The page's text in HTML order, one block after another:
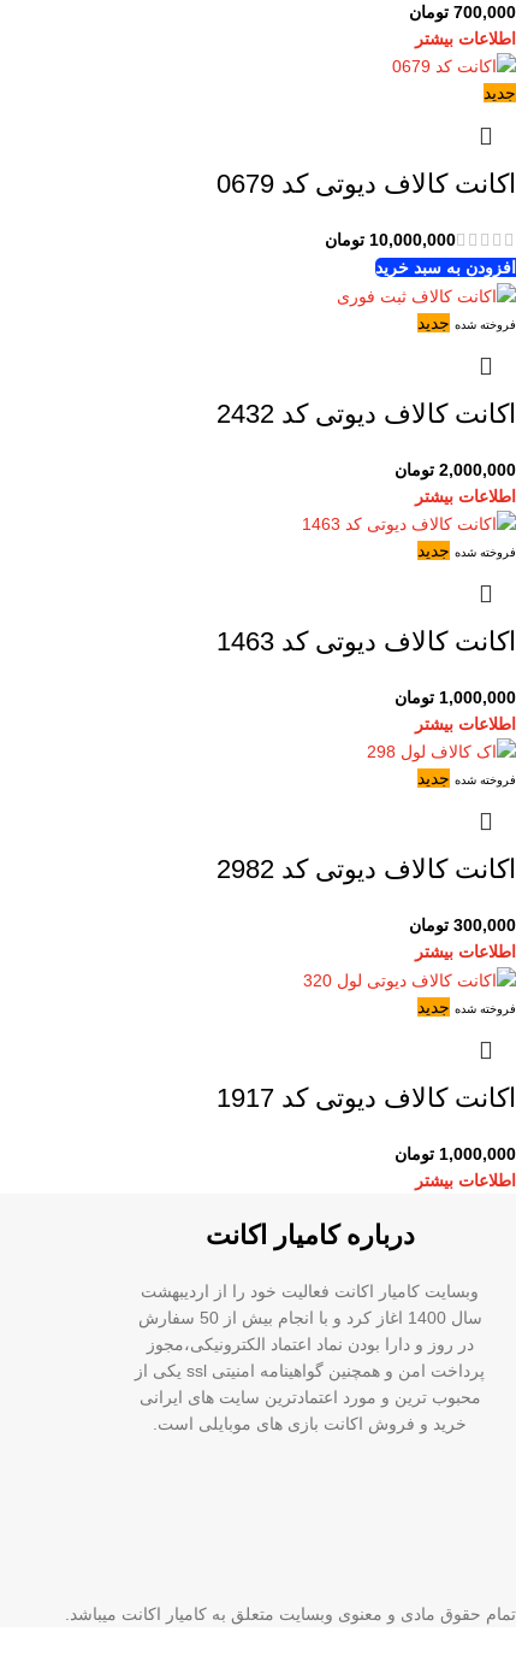
700,000 تومان
اطلاعات بیشتر
جدید
اکانت کالاف دیوتی کد 0679
10,000,000 تومان
افزودن به سبد خرید
فروخته شده جدید
اکانت کالاف دیوتی کد 2432
2,000,000 تومان
اطلاعات بیشتر
فروخته شده جدید
اکانت کالاف دیوتی کد 1463
1,000,000 تومان
اطلاعات بیشتر
فروخته شده جدید
اکانت کالاف دیوتی کد 2982
300,000 تومان
اطلاعات بیشتر
فروخته شده جدید
اکانت کالاف دیوتی کد 1917
1,000,000 تومان
اطلاعات بیشتر
درباره کامیار اکانت
وبسایت کامیار اکانت فعالیت خود را از اردیبهشت
سال 1400 اغاز کرد و با انجام بیش از 50 سفارش
در روز و دارا بودن نماد اعتماد الکترونیکی،مجوز
پرداخت امن و همچنین گواهینامه امنیتی ssl یکی از
محبوب ترین و مورد اعتمادترین سایت های ایرانی
خرید و فروش اکانت بازی های موبایلی است.
تمام حقوق مادی و معنوی وبسایت متعلق به کامیار اکانت میباشد.